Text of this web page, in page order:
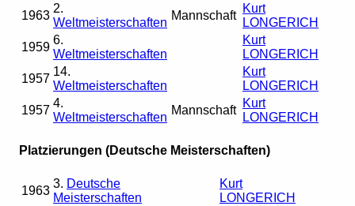
1963
2.
Weltmeisterschaften
Mannschaft
Kurt
LONGERICH
1959
6.
Weltmeisterschaften
Kurt
LONGERICH
1957
14.
Weltmeisterschaften
Kurt
LONGERICH
1957
4.
Weltmeisterschaften
Mannschaft
Kurt
LONGERICH
Platzierungen (Deutsche Meisterschaften)
1963
3. Deutsche
Meisterschaften
Kurt
LONGERICH